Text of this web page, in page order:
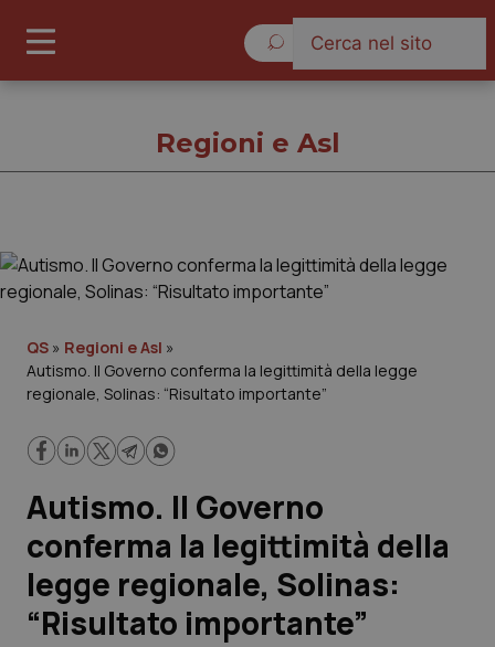
Governo e Parlamento
Regioni e Asl
Lavoro e Professioni
Scienza e Farmaci
Studi e Analisi
Regioni e Asl
QS » Regioni e Asl »
Autismo. Il Governo conferma la legittimità della legge
regionale, Solinas: “Risultato importante”
Autismo. Il Governo
conferma la legittimità della
legge regionale, Solinas:
“Risultato importante”